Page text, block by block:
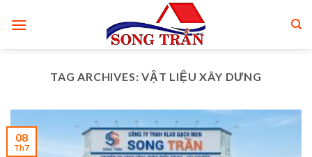
TAG ARCHIVES:VẬT LIỆU XÂY DƯNG
08
Th7